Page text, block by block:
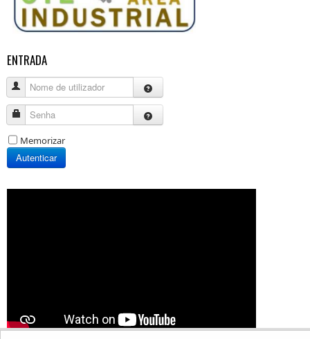
ENTRADA
Nome de utilizador
Senha
Memorizar
Autenticar